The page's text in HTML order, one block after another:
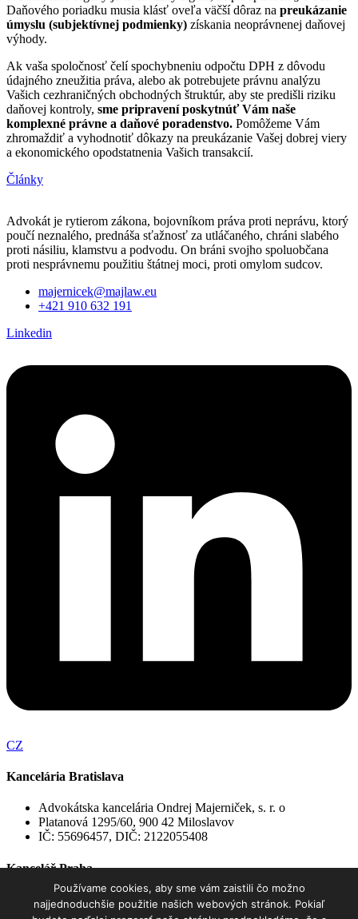
Daňového poriadku musia klásť oveľa väčší dôraz na preukázanie
úmyslu (subjektívnej podmienky) získania neoprávnenej daňovej
výhody.
Ak vaša spoločnosť čelí spochybneniu odpočtu DPH z dôvodu
údajného zneužitia práva, alebo ak potrebujete právnu analýzu
Vašich cezhraničných obchodných štruktúr, aby ste predišli riziku
daňovej kontroly, sme pripravení poskytnúť Vám naše
komplexné právne a daňové poradenstvo. Pomôžeme Vám
zhromaždiť a vyhodnotiť dôkazy na preukázanie Vašej dobrej viery
a ekonomického opodstatnenia Vašich transakcií.
Články
Advokát je rytierom zákona, bojovníkom práva proti neprávu, ktorý
poučí neznalého, prednáša sťažnosť za utláčaného, chráni slabého
proti násiliu, klamstvu a podvodu. On bráni svojho spoluobčana
proti nesprávnemu použitiu štátnej moci, proti omylom sudcov.
majernicek@majlaw.eu
+421 910 632 191
Linkedin
CZ
Kancelária Bratislava
Advokátska kancelária Ondrej Majerniček, s. r. o
Platanová 1295/60, 900 42 Miloslavov
IČ: 55696457, DIČ: 2122055408
Kancelář Praha
Advokátní kancelář Ondrej Majerniček, s.r.o.
Revoluční 763/15, Staré Město, 110 00 Praha 1
Používame cookies, aby sme vám zaistili čo možno
najjednoduchšie použitie našich webových stránok. Pokiaľ